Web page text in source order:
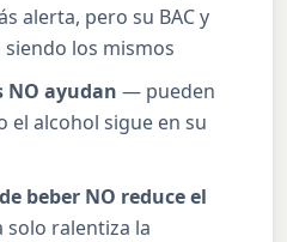
alerta, pero su BAC y
los mismos
NO ayudan — pueden
el alcohol sigue en su
beber NO reduce el
ralentiza la